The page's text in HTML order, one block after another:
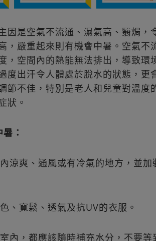
因是空氣不流通、濕氣高、翳焗，
，嚴重起來則有機會中暑。空氣不
，空間內的熱能無法排出，導致環
度出汗令人體處於脫水的狀態，更
節不佳，特別是老人和兒童對溫度
狀。
：
涼爽、通風或有冷氣的地方，並
、寬鬆、透氣及抗UV的衣服。
內，都應該隨時補充水分，不要等